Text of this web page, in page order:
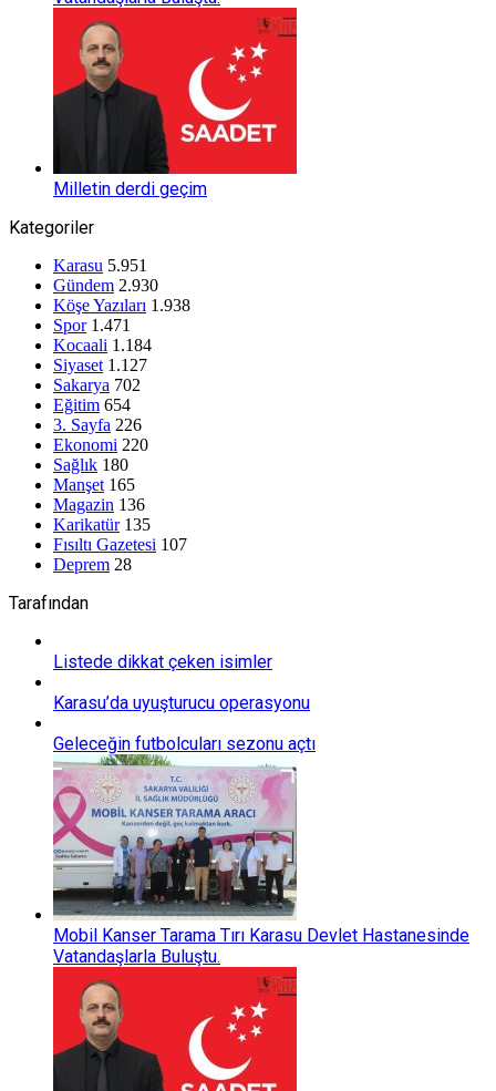
Milletin derdi geçim
Kategoriler
Karasu 5.951
Gündem 2.930
Köşe Yazıları 1.938
Spor 1.471
Kocaali 1.184
Siyaset 1.127
Sakarya 702
Eğitim 654
3. Sayfa 226
Ekonomi 220
Sağlık 180
Manşet 165
Magazin 136
Karikatür 135
Fısıltı Gazetesi 107
Deprem 28
Tarafından
Listede dikkat çeken isimler
Karasu’da uyuşturucu operasyonu
Geleceğin futbolcuları sezonu açtı
Mobil Kanser Tarama Tırı Karasu Devlet Hastanesinde
Vatandaşlarla Buluştu.